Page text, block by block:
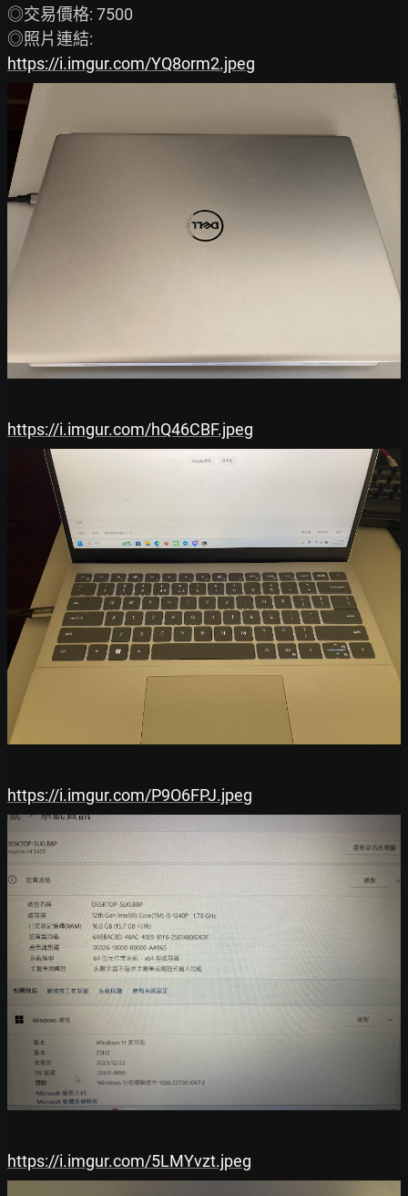
◎交易價格: 7500
https://i.imgur.com/YQ8orm2.jpeg
https://i.imgur.com/hQ46CBF.jpeg
https://i.imgur.com/P9O6FPJ.jpeg
https://i.imgur.com/5LMYvzt.jpeg